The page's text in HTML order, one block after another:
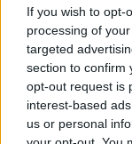
If you wish to opt-
processing of
targeted
section to confirm
opt-out request is
interest-based
us or personal
Νέος
παραγωγή